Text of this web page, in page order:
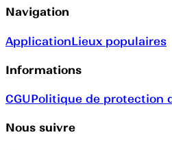
Navigation
ApplicationLieux populaires
Informations
CGUPolitique de protection
Nous suivre